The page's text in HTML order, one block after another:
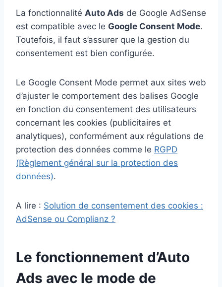
La fonctionnalité Auto Ads de Google AdSense
est compatible avec le Google Consent Mode.
Toutefois, il faut s’assurer que la gestion du
consentement est bien configurée.
Le Google Consent Mode permet aux sites web
d’ajuster le comportement des balises Google
en fonction du consentement des utilisateurs
concernant les cookies (publicitaires et
analytiques), conformément aux régulations de
protection des données comme le RGPD
(Règlement général sur la protection des
données).
A lire : Solution de consentement des cookies :
AdSense ou Complianz ?
Le fonctionnement d’Auto
Ads avec le mode de